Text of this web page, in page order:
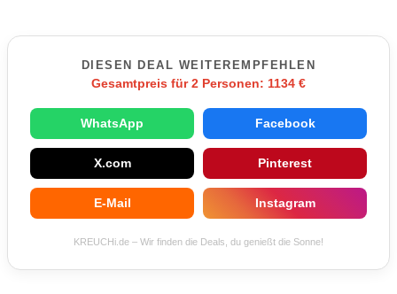
DIESEN DEAL WEITEREMPFEHLEN
Gesamtpreis für 2 Personen: 1134 €
WhatsApp Facebook
X.com Pinterest
E-Mail Instagram
KREUCHi.de – Wir finden die Deals, du genießt die Sonne!